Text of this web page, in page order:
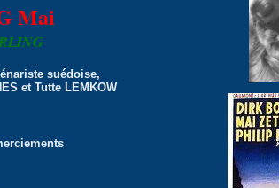
Mai
suédoise,
et Tutte LEMKOW